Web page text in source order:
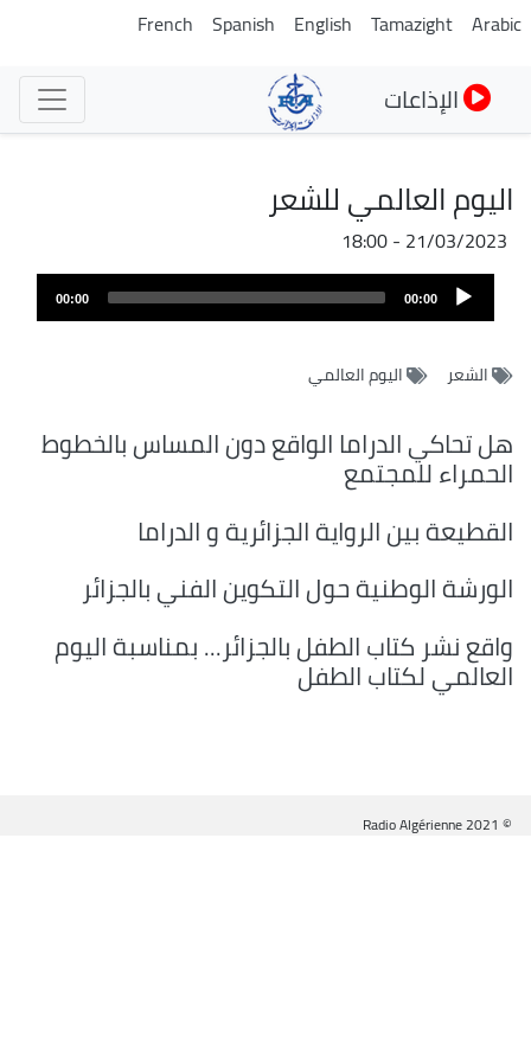
تجاوز
Arabic
Tamazight
English
Spanish
French
الإذاعات
اليوم العالمي للشعر
21/03/2023 - 18:00
Audio
Player
00:00
00:00
الشعر اليوم العالمي
هل تحاكي الدراما الواقع دون المساس بالخطوط
الحمراء للمجتمع
القطيعة بين الرواية الجزائرية و الدراما
الورشة الوطنية حول التكوين الفني بالجزائر
واقع نشر كتاب الطفل بالجزائر... بمناسبة اليوم
العالمي لكتاب الطفل
© Radio Algérienne 2021